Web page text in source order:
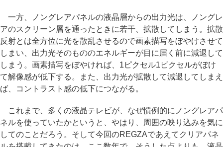
一方、ノングレアパネルの液晶層からの出力光は、ノングレ
アのスクリーン層を通ったときに若干、拡散してしまう。拡散
反射とは全方位に光を散乱させるので画素描写をぼやけさせて
しまい、出力光そのもののエネルギーが目に届く前に減退して
しまう。画素描写をぼやければ、1ピクセル1ピクセルがぼけ
て解像感が低下する。また、出力光が拡散して減退してしまえ
ば、コントラスト感の低下につながる。
これまで、多くの液晶テレビが、なぜ慣例的にノングレアパ
ネルを使っていたかというと、やはり、周囲の映り込みを気に
してのことだろう。そして今回のREGZAであえてクリアパネ